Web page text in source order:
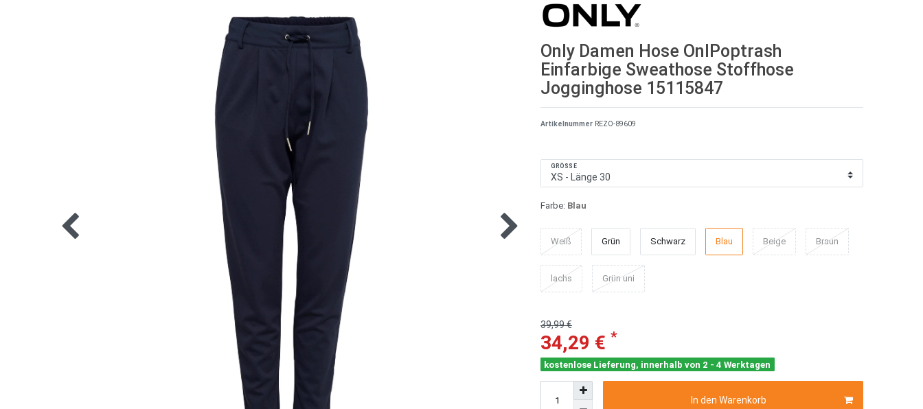
Only Damen Hose OnlPoptrash
Einfarbige Sweathose Stoffhose
Jogginghose 15115847
Artikelnummer REZO-89609
GRÖSSE
Farbe: Blau
Weiß Grün Schwarz Blau Beige Braun
lachs Grün uni
39,99 €
34,29 € *
kostenlose Lieferung, innerhalb von 2 - 4 Werktagen
In den Warenkorb